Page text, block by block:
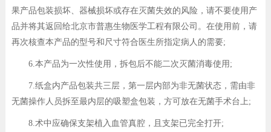
果产品包装损坏、器械损坏或存在灭菌失效的风险，请不要使用产
品并将其返回给北京市普惠生物医学工程有限公司。在使用前，请
再次核查本产品的型号和尺寸符合医生所指定病人的需要;
6.本产品为一次性使用，拆包后不能二次灭菌消毒使用;
7.纸盒内产品包装共三层，第一层内部为非无菌状态，需由非
无菌操作人员拆至最内层的吸塑盒包装，方可放在无菌手术台上;
8.术中应确保支架植入血管真腔，且支架已完全打开;